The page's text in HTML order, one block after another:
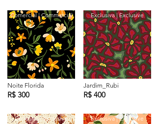
Comercial | Commercial
Noite Florida
R$ 300
Exclusiva | Exclusive
Exclusiva | Exclusive
Jardim_Rubi
R$ 400
Exclusiva | Exclusive